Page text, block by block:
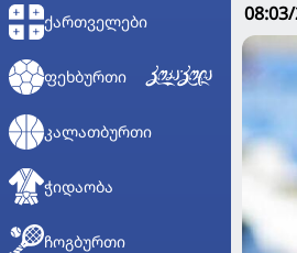
ᲥᲐᲠᲗᲕᲔᲚᲔᲑᲘ
ᲤᲔᲮᲑᲣᲠᲗᲘ
ᲙᲐᲚᲐᲗᲑᲣᲠᲗᲘ
ᲭᲘᲓᲐᲝᲑᲐ
ᲩᲝᲒᲑᲣᲠᲗᲘ